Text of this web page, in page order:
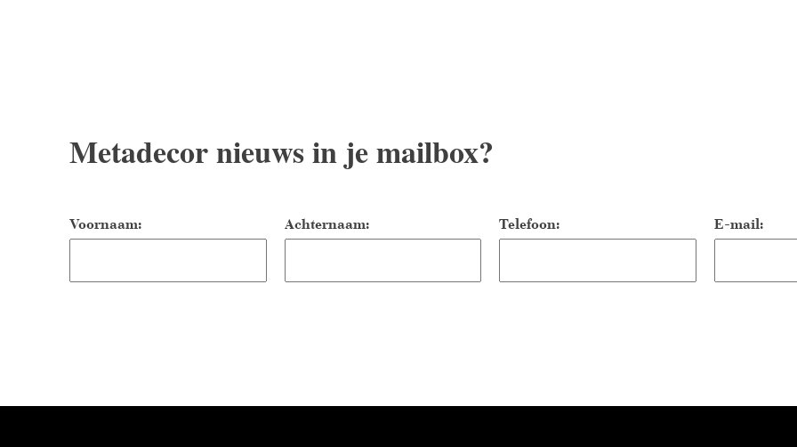
Metadecor nieuws in je mailbox?
Voornaam: Achternaam: Telefoon: E-mail: